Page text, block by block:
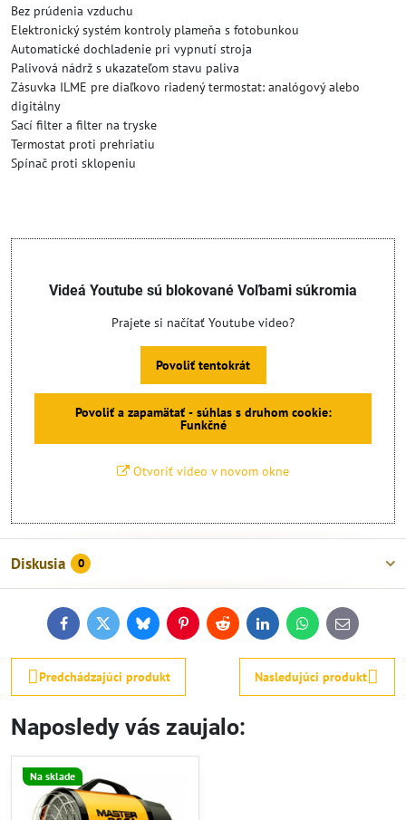
Bez prúdenia vzduchu
Elektronický systém kontroly plameňa s fotobunkou
Automatické dochladenie pri vypnutí stroja
Palivová nádrž s ukazateľom stavu paliva
Zásuvka ILME pre diaľkovo riadený termostat: analógový alebo
digitálny
Sací filter a filter na tryske
Termostat proti prehriatiu
Spínač proti sklopeniu
Videá Youtube sú blokované Voľbami súkromia
Prajete si načítať Youtube video?
Povoliť tentokrát
Povoliť a zapamätať - súhlas s druhom cookie:
Funkčné
Otvoriť video v novom okne
Diskusia 0
FacebookTwitterBlueskyPinterestReddit LinkedInWhatsApp
E-
mail
Predchádzajúci produkt Nasledujúci produkt
Naposledy vás zaujalo:
Na sklade